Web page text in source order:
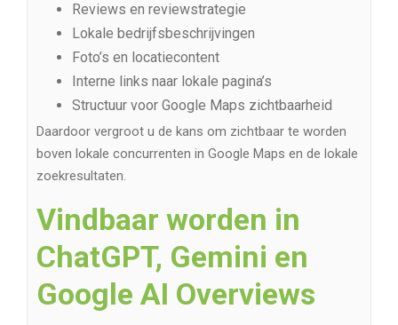
Reviews en reviewstrategie
Lokale bedrijfsbeschrijvingen
Foto’s en locatiecontent
Interne links naar lokale pagina’s
Structuur voor Google Maps zichtbaarheid
Daardoor vergroot u de kans om zichtbaar te worden
boven lokale concurrenten in Google Maps en de lokale
zoekresultaten.
Vindbaar worden in
ChatGPT, Gemini en
Google AI Overviews